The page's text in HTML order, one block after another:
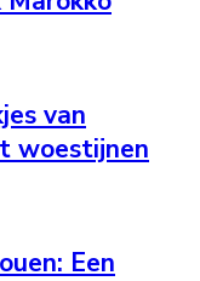
van
woestijnen
Een